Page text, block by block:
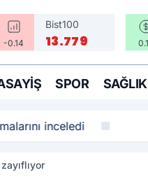
-0.14
Bist100
13.779
SPOR SAĞLIK
inceledi